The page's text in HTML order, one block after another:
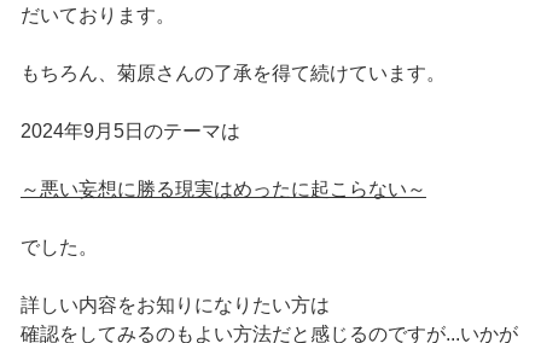
だいております。
もちろん、菊原さんの了承を得て続けています。
2024年9月5日のテーマは
～悪い妄想に勝る現実はめったに起こらない～
でした。
詳しい内容をお知りになりたい方は
確認をしてみるのもよい方法だと感じるのですが...いかが